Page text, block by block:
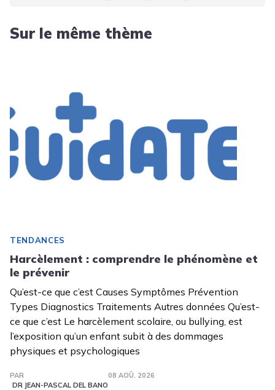
Sur le même thème
TENDANCES
Harcèlement : comprendre le phénomène et
le prévenir
Qu’est-ce que c’est Causes Symptômes Prévention
Types Diagnostics Traitements Autres données Qu’est-
ce que c’est Le harcèlement scolaire, ou bullying, est
l’exposition qu’un enfant subit à des dommages
physiques et psychologiques
PAR
DR JEAN-PASCAL DEL BANO
08 AOÛ. 2026